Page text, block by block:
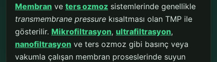
Membran ve ters ozmoz sistemlerinde genellikle
transmembrane pressure kısaltması olan TMP ile
gösterilir. Mikrofiltrasyon, ultrafiltrasyon,
nanofiltrasyon ve ters ozmoz gibi basınç veya
vakumla çalışan membran proseslerinde suyun